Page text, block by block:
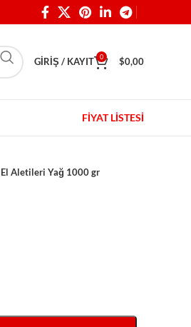
GIRIŞ / KAYIT 0 $0,00
FİYAT LİSTESİ
El Aletileri Yağ 1000 gr